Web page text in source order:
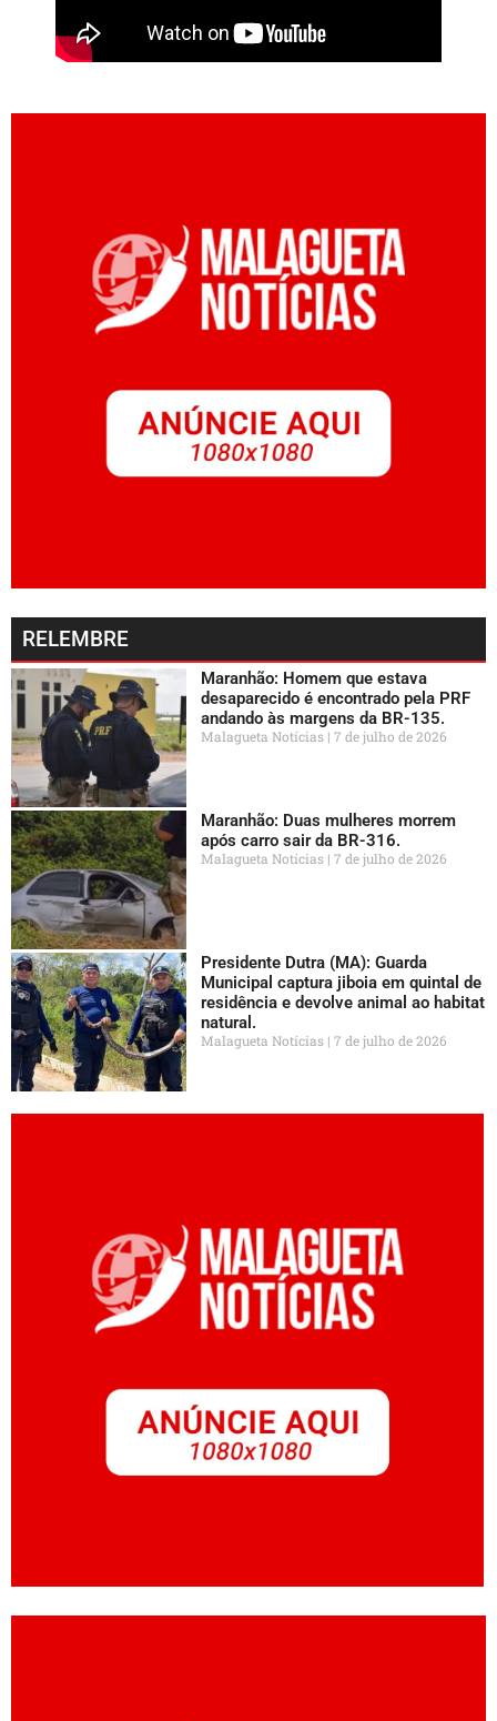
RELEMBRE
Maranhão: Homem que estava
desaparecido é encontrado pela PRF
andando às margens da BR-135.
Malagueta Notícias 7 de julho de 2026
Maranhão: Duas mulheres morrem
após carro sair da BR-316.
Malagueta Notícias 7 de julho de 2026
Presidente Dutra (MA): Guarda
Municipal captura jiboia em quintal de
residência e devolve animal ao habitat
natural.
Malagueta Notícias 7 de julho de 2026